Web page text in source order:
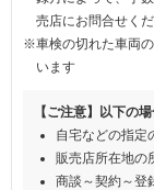
売店にお問合せく
※車検の切れた車両
います
【ご注意】以下の
自宅などの指定
販売店所在地の
商談～契約～登